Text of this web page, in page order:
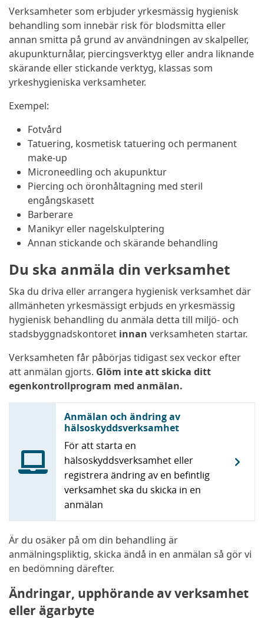
Verksamheter som erbjuder yrkesmässig hygienisk
behandling som innebär risk för blodsmitta eller
annan smitta på grund av användningen av skalpeller,
akupunkturnålar, piercingsverktyg eller andra liknande
skärande eller stickande verktyg, klassas som
yrkeshygieniska verksamheter.
Exempel:
Fotvård
Tatuering, kosmetisk tatuering och permanent
make-up
Microneedling och akupunktur
Piercing och öronhåltagning med steril
engångskasett
Barberare
Manikyr eller nagelskulptering
Annan stickande och skärande behandling
Du ska anmäla din verksamhet
Ska du driva eller arrangera hygienisk verksamhet där
allmänheten yrkesmässigt erbjuds en yrkesmässig
hygienisk behandling du anmäla detta till miljö- och
stadsbyggnadskontoret innan verksamheten startar.
Verksamheten får påbörjas tidigast sex veckor efter
att anmälan gjorts. Glöm inte att skicka ditt
egenkontrollprogram med anmälan.
Anmälan och ändring av
hälsoskyddsverksamhet
För att starta en
hälsoskyddsverksamhet eller
registrera ändring av en befintlig
verksamhet ska du skicka in en
anmälan
Är du osäker på om din behandling är
anmälningspliktig, skicka ändå in en anmälan så gör vi
en bedömning därefter.
Ändringar, upphörande av verksamhet
eller ägarbyte